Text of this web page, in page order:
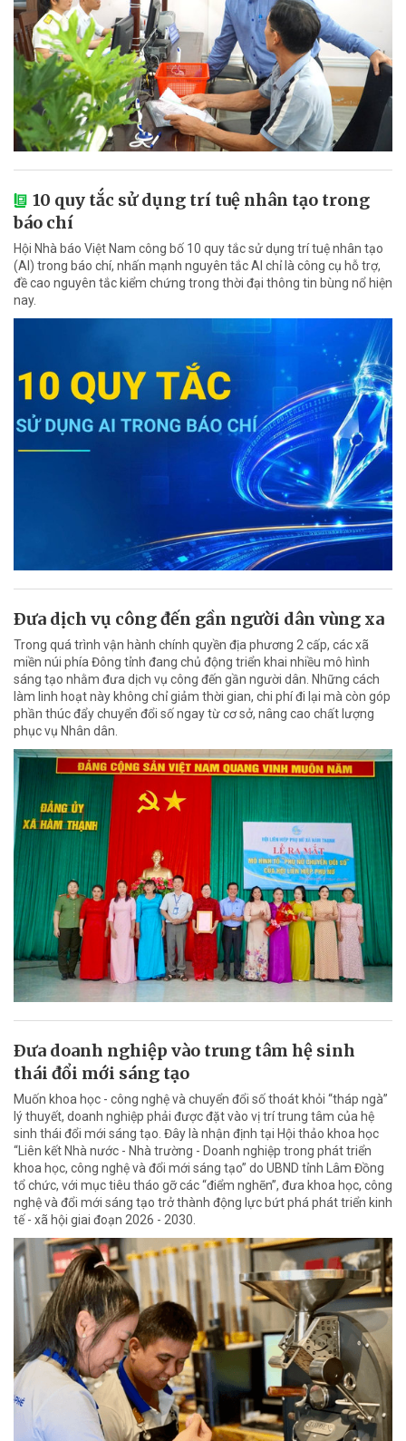
10 quy tắc sử dụng trí tuệ nhân tạo trong
báo chí
Hội Nhà báo Việt Nam công bố 10 quy tắc sử dụng trí tuệ nhân tạo
(AI) trong báo chí, nhấn mạnh nguyên tắc AI chỉ là công cụ hỗ trợ,
đề cao nguyên tắc kiểm chứng trong thời đại thông tin bùng nổ hiện
nay.
Ðưa dịch vụ công đến gần người dân vùng xa
Trong quá trình vận hành chính quyền địa phương 2 cấp, các xã
miền núi phía Đông tỉnh đang chủ động triển khai nhiều mô hình
sáng tạo nhằm đưa dịch vụ công đến gần người dân. Những cách
làm linh hoạt này không chỉ giảm thời gian, chi phí đi lại mà còn góp
phần thúc đẩy chuyển đổi số ngay từ cơ sở, nâng cao chất lượng
phục vụ Nhân dân.
Ðưa doanh nghiệp vào trung tâm hệ sinh
thái đổi mới sáng tạo
Muốn khoa học - công nghệ và chuyển đổi số thoát khỏi “tháp ngà”
lý thuyết, doanh nghiệp phải được đặt vào vị trí trung tâm của hệ
sinh thái đổi mới sáng tạo. Đây là nhận định tại Hội thảo khoa học
“Liên kết Nhà nước - Nhà trường - Doanh nghiệp trong phát triển
khoa học, công nghệ và đổi mới sáng tạo” do UBND tỉnh Lâm Đồng
tổ chức, với mục tiêu tháo gỡ các “điểm nghẽn”, đưa khoa học, công
nghệ và đổi mới sáng tạo trở thành động lực bứt phá phát triển kinh
tế - xã hội giai đoạn 2026 - 2030.